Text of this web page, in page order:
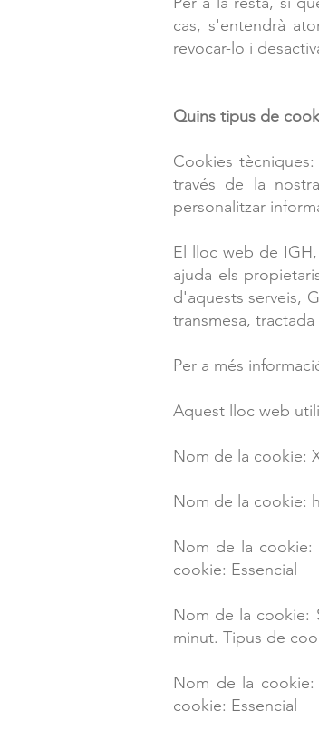
cas, s'entendrà
revocar-lo i
Quins tipus de
Cookies
través de la
personalitzar
El lloc web de
ajuda els
d'aquests serveis,
transmesa,
Per a més
Aquest lloc web
Nom de la cookie:
Nom de la cookie:
Nom de la cookie:
cookie: Essencial
Nom de la cookie:
minut. Tipus de
Nom de la cookie:
cookie: Essencial